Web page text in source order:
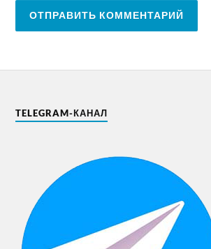
TELEGRAM-КАНАЛ